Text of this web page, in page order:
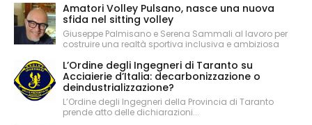
Amatori Volley Pulsano, nasce una nuova
sfida nel sitting volley
Giuseppe Palmisano e Serena Sammali al lavoro per
costruire una realtà sportiva inclusiva e ambiziosa
L’Ordine degli Ingegneri di Taranto su
Acciaierie d’Italia: decarbonizzazione o
deindustrializzazione?
L’Ordine degli Ingegneri della Provincia di Taranto
prende atto delle dichiarazioni...